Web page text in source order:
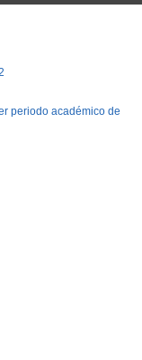
periodo académico de